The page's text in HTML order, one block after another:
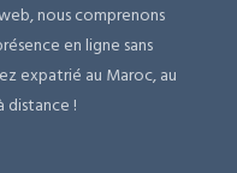
nous comprenons
en ligne sans
expatrié au Maroc, au
!